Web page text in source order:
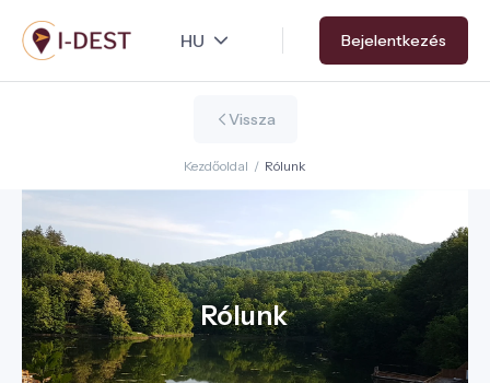
Ugrás
a
tartalomra
Bejelentkezés
Vissza
Kezdőoldal / Rólunk
Rólunk